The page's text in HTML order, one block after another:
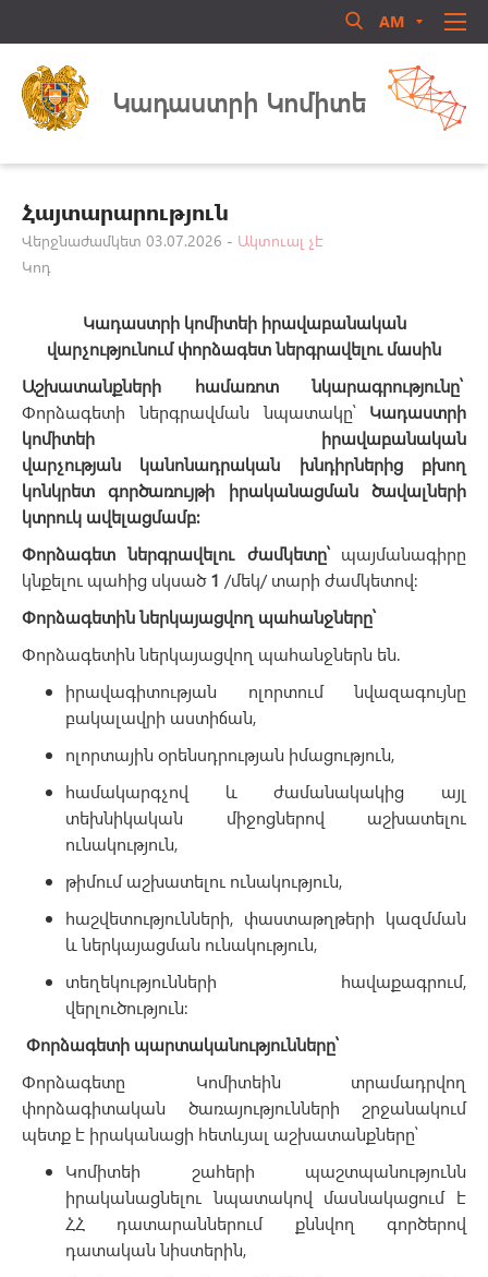
AM
Կադաստրի Կոմիտե
ՏԵՂԵԿԱՏՈՒ
ՀԱՍԱՐԱԿԱԿԱՆ ԽՈՐՀՈՒՐԴ
ԿԱՊ ՄԵԶ ՀԵՏ
Հայտարարություն
Վերջնաժամկետ 03.07.2026 - Ակտուալ չէ
Կոդ
Կադաստրի կոմիտեի իրավաբանական
վարչությունում փորձագետ ներգրավելու մասին
Աշխատանքների համառոտ նկարագրությունը՝
Փորձագետի ներգրավման նպատակը՝Կադաստրի
կոմիտեի իրավաբանական
վարչության
կանոնադրական խնդիրներից
բխող
կոնկրետ գործառույթի իրականացման ծավալների
կտրուկ ավելացմամբ:
Փորձագետ ներգրավելու ժամկետը՝ պայմանագիրը
կնքելու պահից սկսած1 /մեկ/ տարի ժամկետով:
Փորձագետին ներկայացվող պահանջները՝
Փորձագետին ներկայացվող պահանջներն են.
իրավագիտության ոլորտում նվազագույնը
բակալավրի աստիճան,
ոլորտային օրենսդրության իմացություն,
համակարգչով և ժամանակակից այլ
տեխնիկական միջոցներով աշխատելու
ունակություն,
թիմում աշխատելու ունակություն,
հաշվետությունների, փաստաթղթերի կազմման
և ներկայացման ունակություն,
տեղեկությունների հավաքագրում,
վերլուծություն:
Փորձագետի պարտականությունները՝
Փորձագետը Կոմիտեին տրամադրվող
փորձագիտական ծառայությունների շրջանակում
պետք է իրականացի հետևյալ աշխատանքները՝
Կոմիտեի շահերի պաշտպանությունն
իրականացնելու նպատակով մասնակացում է
ՀՀ դատարաններում քննվող գործերով
դատական նիստերին,
Մուտք համակարգ
Login